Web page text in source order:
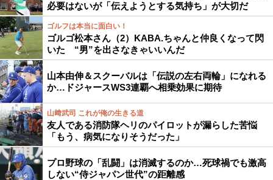
必要はないが「伝えようとする気持ち」が大切だ
ゴルフは本当に面白い！
ゴルゴ松本さん（2）KABA.ちゃんと仲良くなって閃
いた “男”を出さなきゃいいんだ
山本由伸＆スクーバルは「伝説の左右両輪」になれる
か…ドジャースWS3連覇へ相乗効果に期待
山﨑武司 これが俺の生きる道
友人である消防隊ヘリのパイロットが漏らした苦悩
「もう、病気になりそうだった」
プロ野球の「乱闘」は消滅するのか…死球禍でも激高
しない“侍ジャパン世代”の距離感